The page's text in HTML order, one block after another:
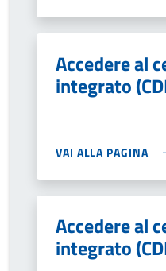
Accedere al
integrato
VAI ALLA PAGINA
Accedere al
integrato